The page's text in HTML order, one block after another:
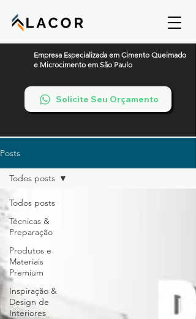
Empresa Especializada em Cimento Queimado
e Microcimento em São Paulo
Solicite Seu Orçamento
Posts
Todos posts
Técnicas &
Preparação
Produtos e
Materiais
Premium
Inspiração &
Design de
Interiores
Todos posts